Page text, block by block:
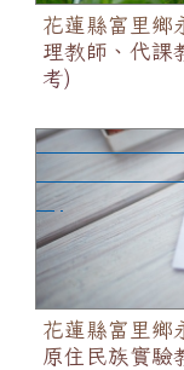
花蓮縣富里鄉
理教師、代課
考)
花蓮縣富里鄉永
族實驗教育計畫
考)
花蓮縣富里鄉
原住民族實驗